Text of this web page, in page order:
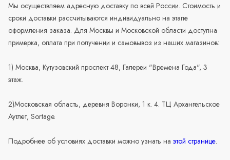
Мы осуществляем адресную доставку по всей России. Стоимость и
сроки доставки рассчитываются индивидуально на этапе
оформления заказа. Для Москвы и Московской области доступна
примерка, оплата при получении и самовывоз из наших магазинов:
1) Москва, Кутузовский проспект 48, Галереи "Времена Года", 3
этаж.
2)Московская область, деревня Воронки, 1 к. 4. ТЦ Архангельское
Аутлет, Sortage.
Подробнее об условиях доставки можно узнать на этой странице.